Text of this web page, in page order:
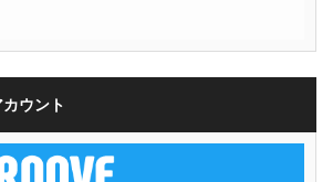
ウント